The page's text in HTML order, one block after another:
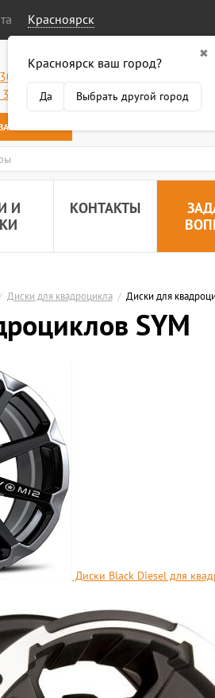
Красноярск
✖
Красноярск ваш город?
Да Выбрать другой город
50-58
34-38
ЗВОНОК
Работаем
И
КОНТАКТЫ
/ Диски для квадроцикла / Диски для
SYM
Диски Black Diesel для